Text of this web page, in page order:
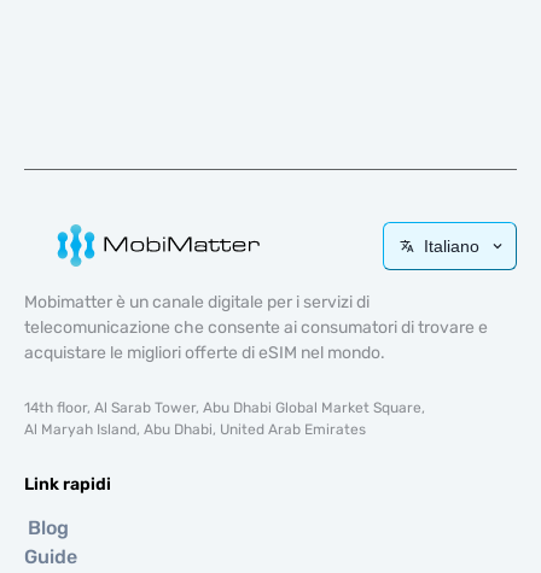
Italiano
Mobimatter è un canale digitale per i servizi di
telecomunicazione che consente ai consumatori di trovare e
acquistare le migliori offerte di eSIM nel mondo.
14th floor, Al Sarab Tower, Abu Dhabi Global Market Square,
Al Maryah Island, Abu Dhabi, United Arab Emirates
Link rapidi
Blog
Guide